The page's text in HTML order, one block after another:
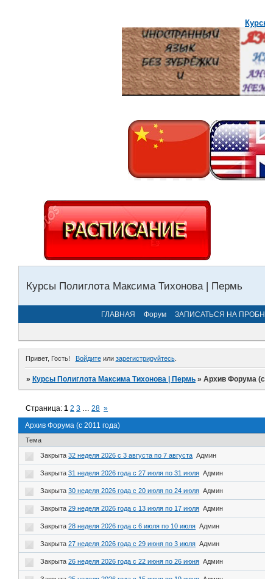
Курсы Полиглота Максима Тихонова | Пермь
ГЛАВНАЯ Форум ЗАПИСАТЬСЯ НА
Привет, Гость! Войдитеили зарегистрируйтесь.
»Курсы Полиглота Максима Тихонова | Пермь »Архив Форума (с
Архив Форума (с 2011 года)
Страница:1 2 3 … 28 »
Тема
Закрыта32 неделя 2026 с 3 августа по 7 августа Админ
Закрыта31 неделя 2026 года с 27 июля по 31 июля Админ
Закрыта30 неделя 2026 года с 20 июля по 24 июля Админ
Закрыта29 неделя 2026 года с 13 июля по 17 июля Админ
Закрыта28 неделя 2026 года с 6 июля по 10 июля Админ
Закрыта27 неделя 2026 года с 29 июня по 3 июля Админ
Закрыта26 неделя 2026 года с 22 июня по 26 июня Админ